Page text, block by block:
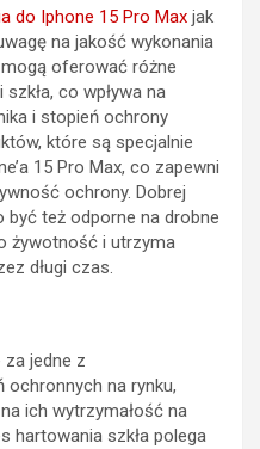
do Iphone 15 Pro Max jak
na jakość wykonania
oferować różne
co wpływa na
i stopień ochrony
które są specjalnie
15 Pro Max, co zapewni
ochrony. Dobrej
być też odporne na drobne
żywotność i utrzyma
długi czas.
za jedne z
na rynku,
ich wytrzymałość na
hartowania szkła polega